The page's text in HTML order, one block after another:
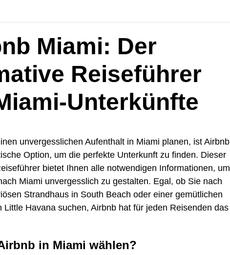
Miami: Der
Reiseführer
Unterkünfte
unvergesslichen Aufenthalt in Miami planen, ist Airbnb
Option, um die perfekte Unterkunft zu finden. Dieser
bietet Ihnen alle notwendigen Informationen, um
Miami unvergesslich zu gestalten. Egal, ob Sie nach
Strandhaus in South Beach oder einer gemütlichen
Little Havana suchen, Airbnb hat für jeden Reisenden das
in Miami wählen?